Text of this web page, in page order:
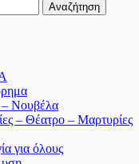
Αναζήτηση
– Νουβέλα
– Θέατρο – Μαρτυρίες
για όλους